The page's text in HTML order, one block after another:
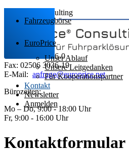
Fahrzeugbörse
EuroPrice
Unser Ablauf
Unsere Leitgedanken
Für Kooperationspartner
Kontakt
Newsletter
Anmelden
EuroPrice Consulting
48167 Münster
Tel.: 02506 3036-0
Fax: 02506 3036-19
E-Mail: anfrage@europrice.net
Bürozeiten:
Mo – Do, 9:00 - 18:00 Uhr
Fr, 9:00 - 16:00 Uhr
Kontaktformular